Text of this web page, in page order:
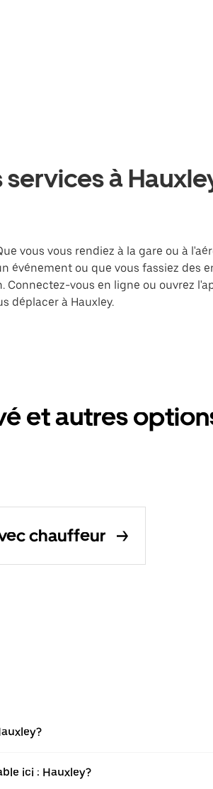
à
vous vous rendiez à la gare ou à
événement ou que vous fassiez des
Connectez-vous en ligne ou ouvrez
déplacer à Hauxley.
et autres
chauffeur
ici : Hauxley?